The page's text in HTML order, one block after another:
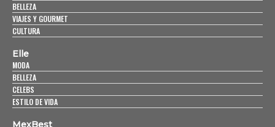
BELLEZA
VIAJES Y GOURMET
CULTURA
Elle
MODA
BELLEZA
CELEBS
ESTILO DE VIDA
MexBest